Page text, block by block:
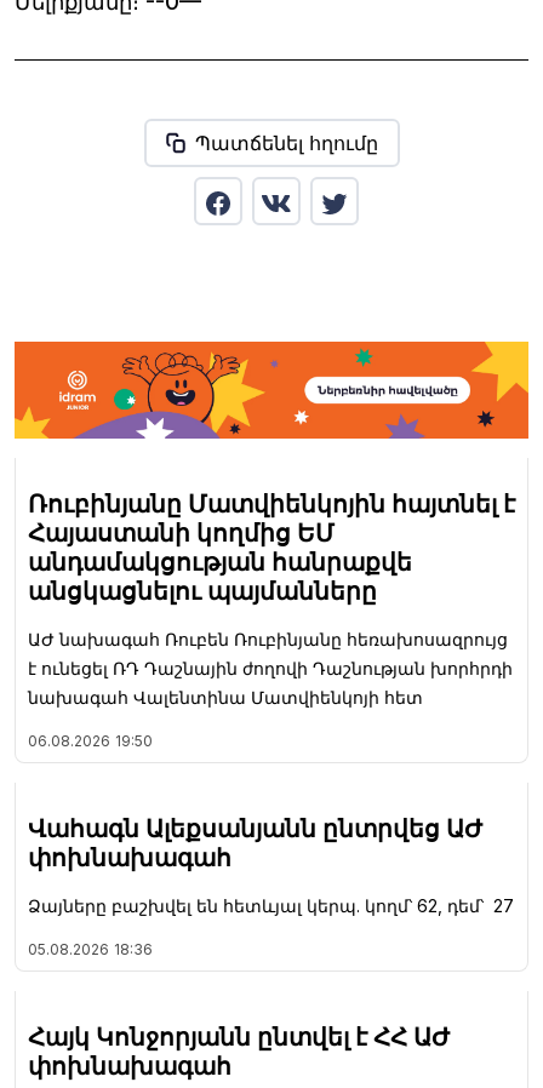
Պատճենել հղումը
Ռուբինյանը Մատվիենկոյին հայտնել է
Հայաստանի կողմից ԵՄ
անդամակցության հանրաքվե
անցկացնելու պայմանները
ԱԺ նախագահ Ռուբեն Ռուբինյանը հեռախոսազրույց
է ունեցել ՌԴ Դաշնային ժողովի Դաշնության խորհրդի
նախագահ Վալենտինա Մատվիենկոյի հետ
06.08.2026 19:50
Վահագն Ալեքսանյանն ընտրվեց ԱԺ
փոխնախագահ
Ձայները բաշխվել են հետևյալ կերպ. կողմ՝ 62, դեմ՝ 27
05.08.2026 18:36
Հայկ Կոնջորյանն ընտվել է ՀՀ ԱԺ
փոխնախագահ